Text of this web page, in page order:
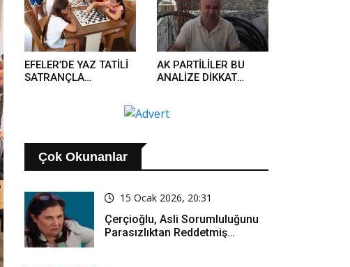
EFELER’DE YAZ TATİLİ
SATRANÇLA
AK PARTİLİLER BU
ANALİZE DİKKAT
Çok Okunanlar
15 Ocak 2026, 20:31
Çerçioğlu, Asli Sorumluluğunu
Parasızlıktan Reddetmiş…